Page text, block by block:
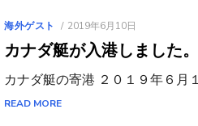
海外ゲスト
POSTED
2019年6月10日
カナダ艇が入港しました。
カナダ艇の寄港 ２０１９年６月
READ MORE